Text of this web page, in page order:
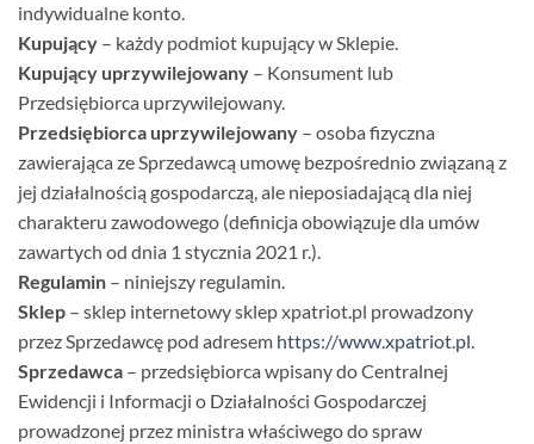
indywidualne konto.
Kupujący – każdy podmiot kupujący w Sklepie.
Kupujący uprzywilejowany – Konsument lub
Przedsiębiorca uprzywilejowany.
Przedsiębiorca uprzywilejowany – osoba fizyczna
zawierająca ze Sprzedawcą umowę bezpośrednio związaną z
jej działalnością gospodarczą, ale nieposiadającą dla niej
charakteru zawodowego (definicja obowiązuje dla umów
zawartych od dnia 1 stycznia 2021 r.).
Regulamin – niniejszy regulamin.
Sklep – sklep internetowy sklep xpatriot.pl prowadzony
przez Sprzedawcę pod adresem https://www.xpatriot.pl.
Sprzedawca – przedsiębiorca wpisany do Centralnej
Ewidencji i Informacji o Działalności Gospodarczej
prowadzonej przez ministra właściwego do spraw